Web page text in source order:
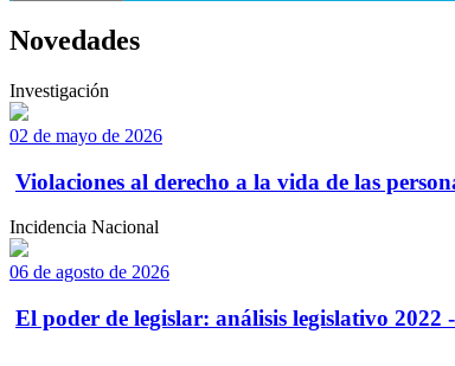
Novedades
Investigación
02 de mayo de 2026
Violaciones al derecho a la vida de las
Incidencia Nacional
06 de agosto de 2026
El poder de legislar: análisis legislativo 2022